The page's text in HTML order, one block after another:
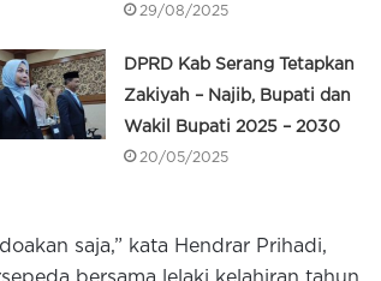
29/08/2025
DPRD Kab Serang Tetapkan
Zakiyah – Najib, Bupati dan
Wakil Bupati 2025 – 2030
20/05/2025
saja,” kata Hendrar Prihadi,